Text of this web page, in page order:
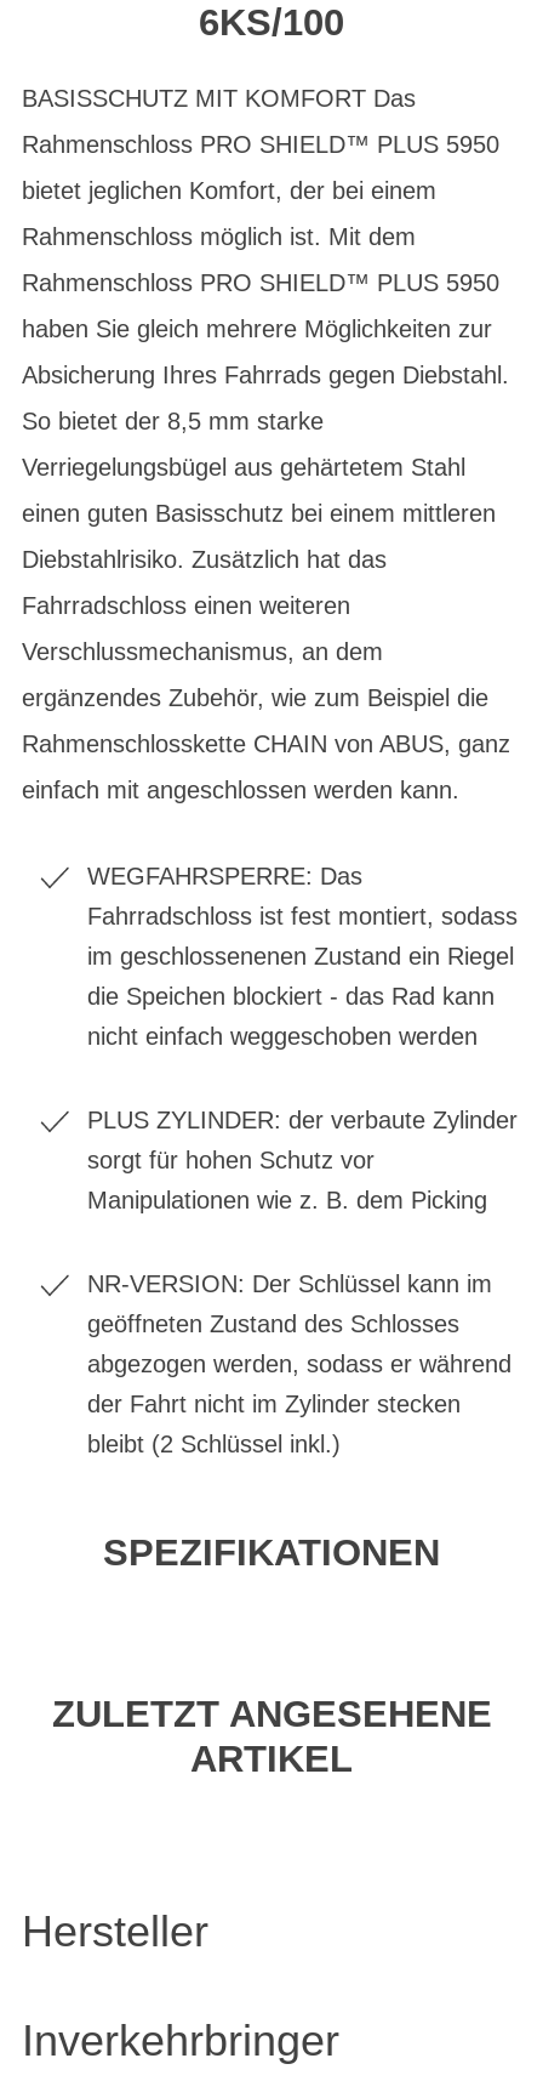
6KS/100
BASISSCHUTZ MIT KOMFORT Das
Rahmenschloss PRO SHIELD™ PLUS 5950
bietet jeglichen Komfort, der bei einem
Rahmenschloss möglich ist. Mit dem
Rahmenschloss PRO SHIELD™ PLUS 5950
haben Sie gleich mehrere Möglichkeiten zur
Absicherung Ihres Fahrrads gegen Diebstahl.
So bietet der 8,5 mm starke
Verriegelungsbügel aus gehärtetem Stahl
einen guten Basisschutz bei einem mittleren
Diebstahlrisiko. Zusätzlich hat das
Fahrradschloss einen weiteren
Verschlussmechanismus, an dem
ergänzendes Zubehör, wie zum Beispiel die
Rahmenschlosskette CHAIN von ABUS, ganz
einfach mit angeschlossen werden kann.
WEGFAHRSPERRE: Das
Fahrradschloss ist fest montiert, sodass
im geschlossenenen Zustand ein Riegel
die Speichen blockiert - das Rad kann
nicht einfach weggeschoben werden
PLUS ZYLINDER: der verbaute Zylinder
sorgt für hohen Schutz vor
Manipulationen wie z. B. dem Picking
NR-VERSION: Der Schlüssel kann im
geöffneten Zustand des Schlosses
abgezogen werden, sodass er während
der Fahrt nicht im Zylinder stecken
bleibt (2 Schlüssel inkl.)
SPEZIFIKATIONEN
ZULETZT ANGESEHENE
ARTIKEL
Hersteller
Inverkehrbringer